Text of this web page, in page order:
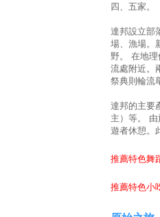
四、五家。
達邦設立部
場、漁場。
野。 在地
流處附近。
祭典則輪流
達邦的主要
主）等。
遊者休憩。
推薦特色舞
推薦特色小